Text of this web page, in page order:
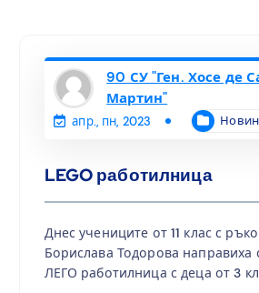
90 СУ "Ген. Хосе де
Мартин"
апр., пн, 2023
LEGO работилница
Днес учениците от 11 клас с
Борислава Тодорова направиха
ЛЕГО работилница с деца от 3